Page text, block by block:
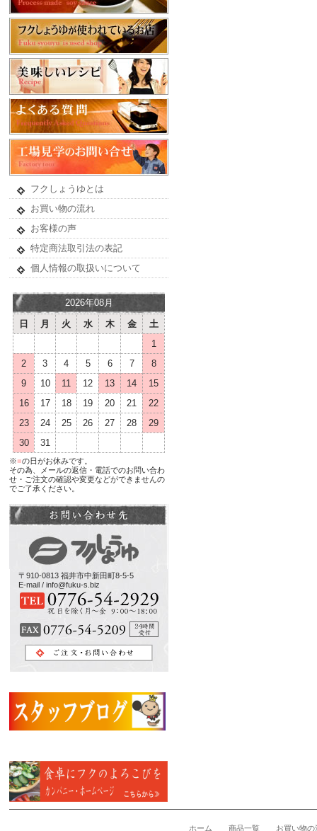
フクしょうゆとは
お買い物の流れ
お客様の声
特定商法取引法の表記
個人情報の取扱いについて
2026年08月
日
月 火 水 木 金
土
1
2
3 4 5 6 7
8
9
10 11 12 13 14
15
16
17 18 19 20 21
22
23
24 25 26 27 28
29
30
31
※■の日がお休みです。
その為、メールの返信・電話でのお問い合わ
せ・ご注文の確認や変更などができませんの
でご了承ください。
〒910-0813 福井市中新田町8-5-5
E-mail / info@fuku-s.biz
ホーム 商品一覧 お買い物の